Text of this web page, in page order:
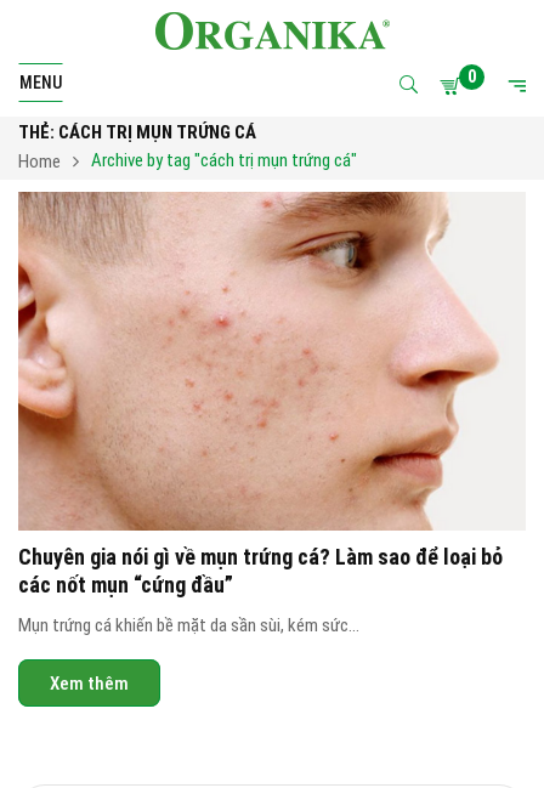
MENU 0
THẺ: CÁCH TRỊ MỤN TRỨNG CÁ
Home
Archive by tag "cách trị mụn trứng cá"
Chuyên gia nói gì về mụn trứng cá? Làm sao để loại bỏ
các nốt mụn “cứng đầu”
Mụn trứng cá khiến bề mặt da sần sùi, kém sức...
Xem thêm